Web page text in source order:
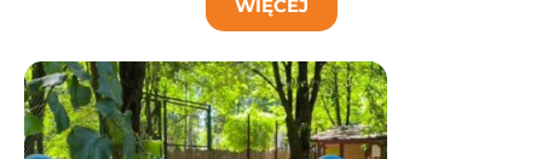
WIĘCEJ